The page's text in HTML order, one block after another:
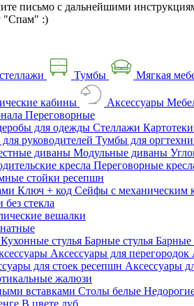
письмо с дальнейшими
"Спам" :)
Тумбы Мягкая
кабины Аксессуары
Переговорные
для одежды Стеллажи
руководителей Тумбы для
диваны Модульные диваны
кресла Переговорные
стойки ресепшн
Ключ + код Сейфы с механическим
стекла
вешалки
Кухонные стулья Барные стулья Барные
Аксессуары для перегородок
для стоек ресепшн Аксессуары
жалюзи
вставками Столы белые
В цвете дуб